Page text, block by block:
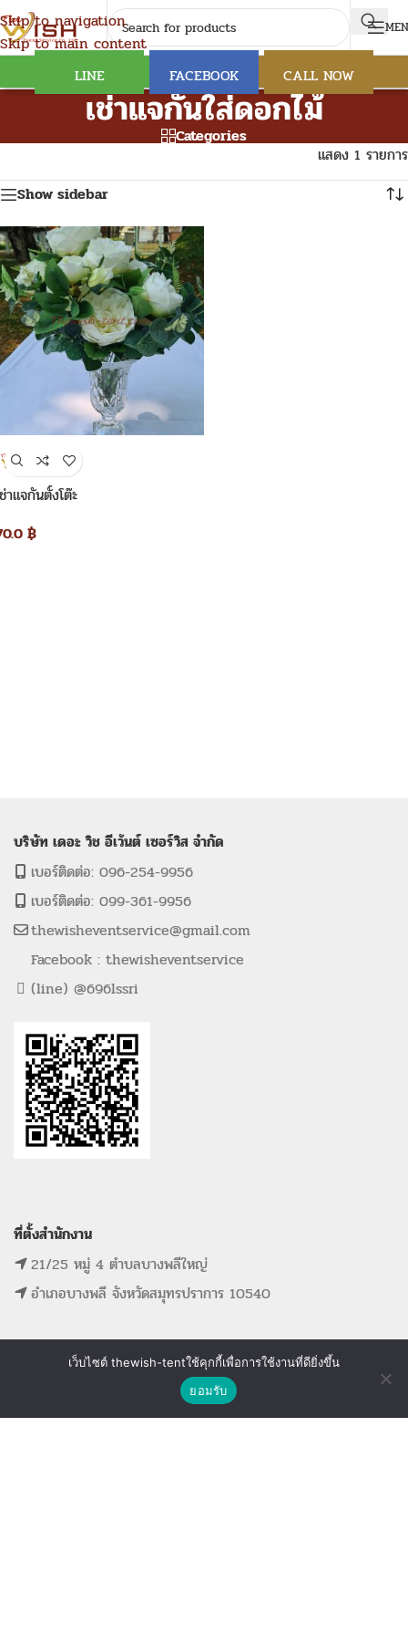
Skip to navigation
Skip to main content
LINE FACEBOOK CALL NOW
เช่าแจกันใส่ดอกไม้
Categories
แสดง 1 รายการ
Show sidebar
าแจกันตั้งโต๊ะ
฿
บริษัท เดอะ วิช อีเว้นต์ เซอร์วิส จำกัด
เบอร์ติดต่อ: 096-254-9956
เบอร์ติดต่อ: 099-361-9956
thewisheventservice@gmail.com
Facebook : thewisheventservice
(line) @696lssri
ที่ตั้งสำนักงาน
21/25 หมู่ 4 ตำบลบางพลีใหญ่
อำเภอบางพลี จังหวัดสมุทรปราการ 10540
หน้าแรก
SUPPORT LINK
ดูรายการที่ขอใบเสนอราคา
เว็บไซต์ thewish-tentใช้คุกกี้เพื่อการใช้งานที่ดียิ่งขึ้น
ยอมรับ
ติดต่อเรา